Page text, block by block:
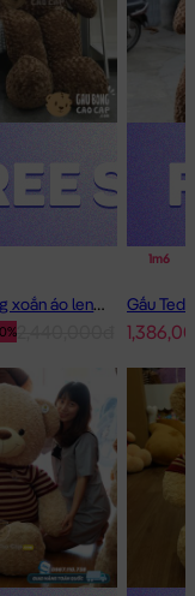
Gấu Teddy lông xoắn áo len Choco 2m - Hàng Nhập
1m6